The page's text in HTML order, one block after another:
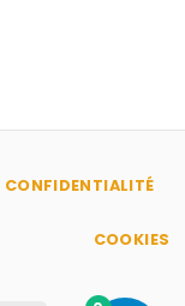
CONFIDENTIALITÉ
COOKIES